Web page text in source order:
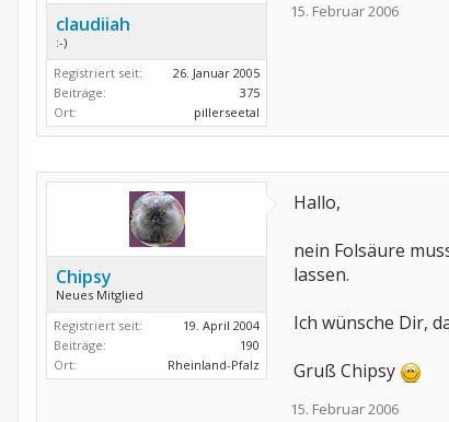
claudiiah
:-)
Registriert seit:
26. Januar 2005
Beiträge:
375
Ort:
pillerseetal
15. Februar 2006
Chipsy
Neues Mitglied
Registriert seit:
19. April 2004
Beiträge:
190
Ort:
Rheinland-Pfalz
Hallo,
nein Folsäure
lassen.
Ich wünsche Dir,
Gruß Chipsy
15. Februar 2006